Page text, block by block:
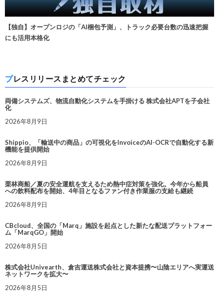
【独自】オープンロジの「AI梱包予測」、トラック必要台数の迅速把握
にも活用本格化
プレスリリースまとめてチェック
両備システムズ、物流自動化システムを手掛ける 株式会社APTを子会社
化
2026年8月9日
Shippio、「輸送中の商品」の可視化をInvoiceのAI-OCRで自動化する新
機能を提供開始
2026年8月9日
栗林商船／夏の安全運航を支えるため熱中症対策を強化。今年から船員
への飲料配布を開始、4年目となるファン付き作業服の支給も継続
2026年8月9日
CBcloud、全国の「Marq」施設を起点とした新たな配送プラットフォー
ム「MarqGO」開始
2026年8月5日
株式会社Univearth、倉吉運送株式会社と資本提携〜山陰エリアへ実運送
ネットワークを拡大〜
2026年8月5日